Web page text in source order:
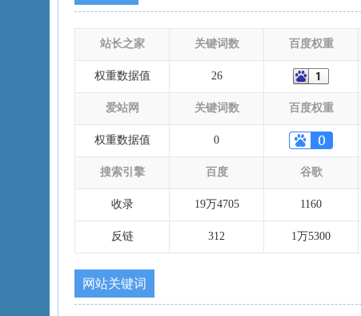
站长之家 关键词数 百度权重
权重数据值 26
爱站网 关键词数 百度权重
权重数据值 0
搜索引擎 百度 谷歌
收录 19万4705 1160
反链 312 1万5300
网站关键词